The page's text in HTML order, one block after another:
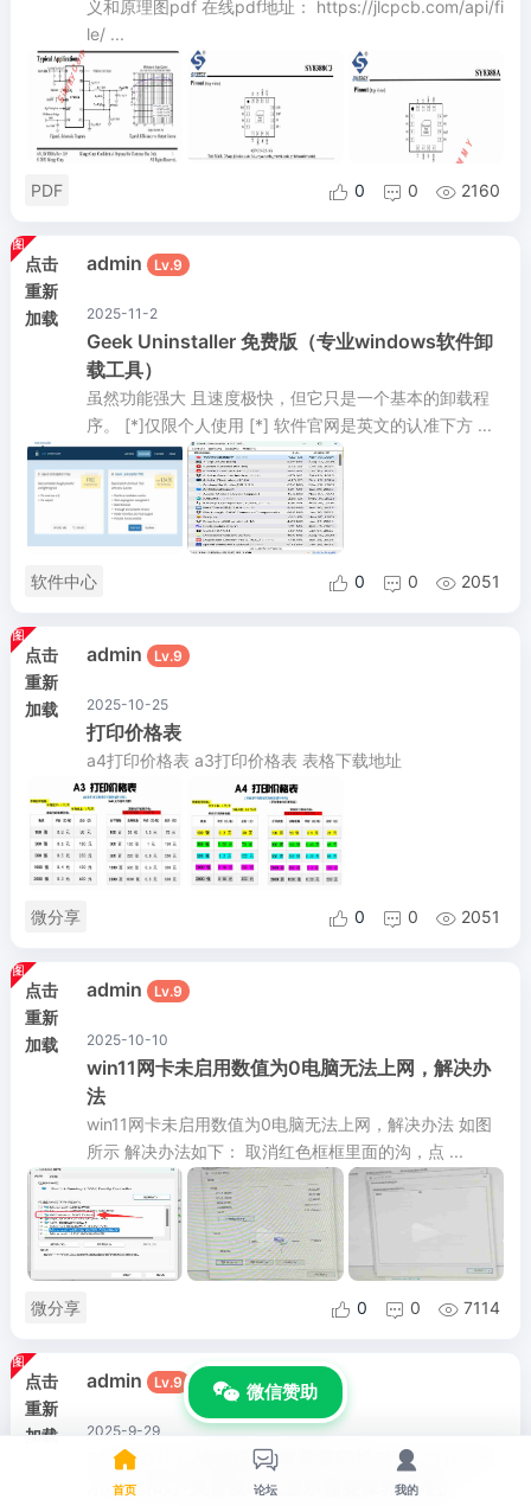
义和原理图pdf 在线pdf地址： https://jlcpcb.com/api/fi
le/ ...
PDF  0  0  2160
点击
重新
加载
admin Lv.9
2025-11-2
Geek Uninstaller 免费版（专业windows软件卸
载工具）
虽然功能强大 且速度极快，但它只是一个基本的卸载程
序。 [*]仅限个人使用 [*] 软件官网是英文的认准下方 ...
软件中心  0  0  2051
点击
重新
加载
admin Lv.9
2025-10-25
打印价格表
a4打印价格表 a3打印价格表 表格下载地址
微分享  0  0  2051
点击
重新
加载
admin Lv.9
2025-10-10
win11网卡未启用数值为0电脑无法上网，解决办
法
win11网卡未启用数值为0电脑无法上网，解决办法 如图
所示 解决办法如下： 取消红色框框里面的沟，点 ...
微分享  0  0  7114
点击
重新
加载
admin Lv.9
2025-9-29
SF-S201SV 维修模式-夏普复印机SF-S201SV显
示小人和灯-夏普复印机显示需要保养和维护
微信赞助

首页

论坛

我的